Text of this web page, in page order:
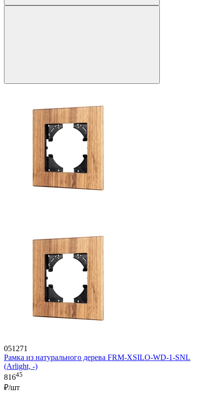
051271
Рамка из натурального дерева FRM-XSILO-WD-1-SNL
(Arlight, -)
81645
₽/шт